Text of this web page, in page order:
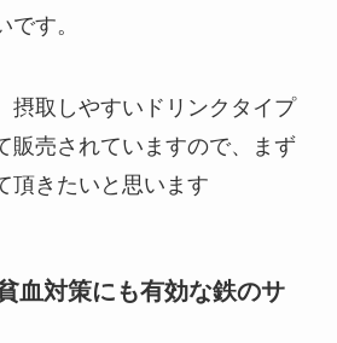
す。
摂取しやすいドリンクタイプ
販売されていますので、まず
頂きたいと思います
血対策にも有効な鉄のサ